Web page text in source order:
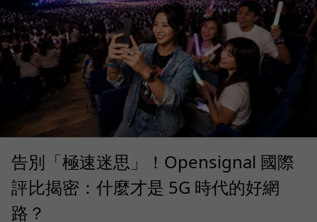
告別「極速迷思」！Opensignal 國際
評比揭密：什麼才是 5G 時代的好網
路？